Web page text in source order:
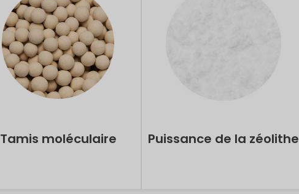
Tamis moléculaire Puissance de la zéolithe